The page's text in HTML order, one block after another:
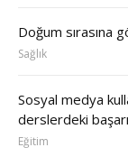
Doğum sırasına
Sağlık
Sosyal medya
derslerdeki
Eğitim